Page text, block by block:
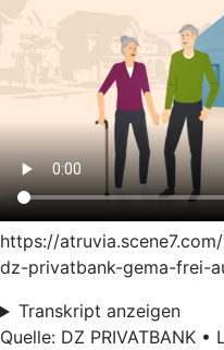
https://
dz-privatbank-gema-frei-
Transkript anzeigen
Quelle: DZ PRIVATBANK